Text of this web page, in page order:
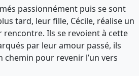
passionnément puis se sont
tard, leur fille, Cécile, réalise un
Ils se revoient à cette
par leur amour passé, ils
pour revenir l’un vers